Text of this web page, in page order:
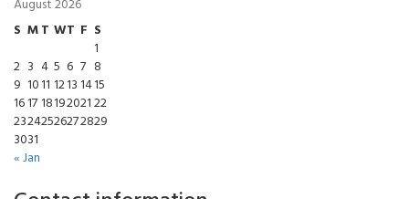
S MT WT F S
1
2 3 4 5 6 7 8
9 1011 12131415
16171819202122
23242526272829
3031
« Jan